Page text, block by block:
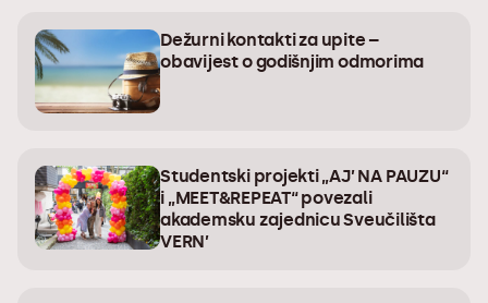
Dežurni kontakti za upite –
obavijest o godišnjim odmorima
Studentski projekti „AJ’ NA PAUZU“
i „MEET&REPEAT“ povezali
akademsku zajednicu Sveučilišta
VERN’